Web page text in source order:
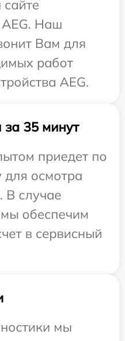
сайте
AEG. Наш
Вам для
работ
AEG.
35 минут
приедет по
для осмотра
В случае
обеспечим
в сервисный
мы